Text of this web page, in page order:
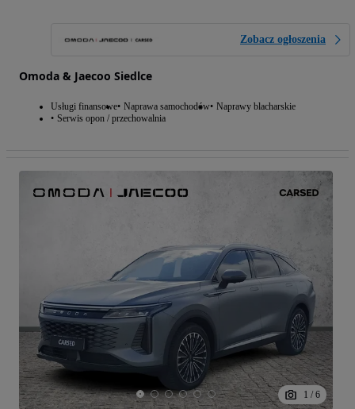
Zobacz ogłoszenia
Omoda & Jaecoo Siedlce
Usługi finansowe Naprawa samochodów Naprawy blacharskie
Serwis opon / przechowalnia
1 / 6